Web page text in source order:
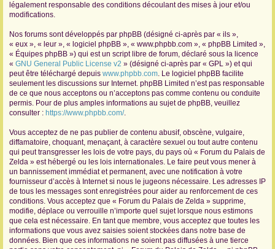
légalement responsable des conditions découlant des mises à jour et/ou
modifications.
Nos forums sont développés par phpBB (désigné ci-après par « ils »,
« eux », « leur », « logiciel phpBB », « www.phpbb.com », « phpBB Limited »,
« Équipes phpBB ») qui est un script libre de forum, déclaré sous la licence
« GNU General Public License v2 » (désigné ci-après par « GPL ») et qui
peut être téléchargé depuis www.phpbb.com. Le logiciel phpBB facilite
seulement les discussions sur Internet. phpBB Limited n’est pas responsable
de ce que nous acceptons ou n’acceptons pas comme contenu ou conduite
permis. Pour de plus amples informations au sujet de phpBB, veuillez
consulter : https://www.phpbb.com/.
Vous acceptez de ne pas publier de contenu abusif, obscène, vulgaire,
diffamatoire, choquant, menaçant, à caractère sexuel ou tout autre contenu
qui peut transgresser les lois de votre pays, du pays où « Forum du Palais de
Zelda » est hébergé ou les lois internationales. Le faire peut vous mener à
un bannissement immédiat et permanent, avec une notification à votre
fournisseur d’accès à Internet si nous le jugeons nécessaire. Les adresses IP
de tous les messages sont enregistrées pour aider au renforcement de ces
conditions. Vous acceptez que « Forum du Palais de Zelda » supprime,
modifie, déplace ou verrouille n’importe quel sujet lorsque nous estimons
que cela est nécessaire. En tant que membre, vous acceptez que toutes les
informations que vous avez saisies soient stockées dans notre base de
données. Bien que ces informations ne soient pas diffusées à une tierce